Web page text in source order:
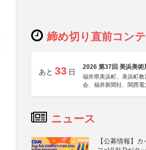
締め切り直前コン
あと 33 日
2026 第37回 美浜美術
福井県美浜町、美浜町教
会、福井新聞社、関西電
ニュース
【公募情報】